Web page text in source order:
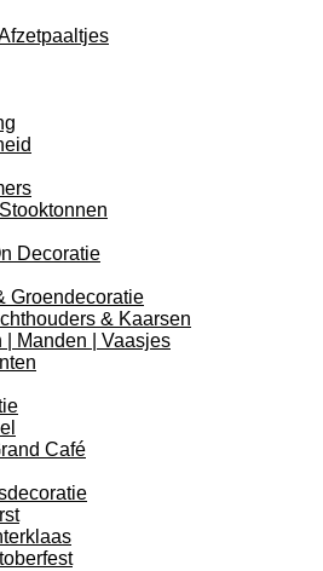
Decoratie
Groendecoratie
& Kaarsen
| Manden | Vaasjes
Café